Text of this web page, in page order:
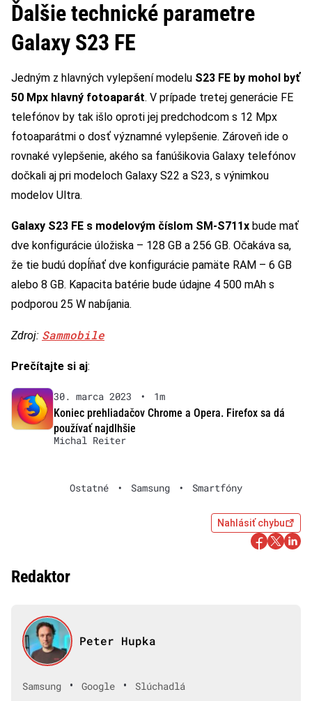
Ďalšie technické parametre
Galaxy S23 FE
Jedným z hlavných vylepšení modelu S23 FE by mohol byť
50 Mpx hlavný fotoaparát. V prípade tretej generácie FE
telefónov by tak išlo oproti jej predchodcom s 12 Mpx
fotoaparátmi o dosť významné vylepšenie. Zároveň ide o
rovnaké vylepšenie, akého sa fanúšikovia Galaxy telefónov
dočkali aj pri modeloch Galaxy S22 a S23, s výnimkou
modelov Ultra.
Galaxy S23 FE s modelovým číslom SM-S711x bude mať
dve konfigurácie úložiska – 128 GB a 256 GB. Očakáva sa,
že tie budú dopĺňať dve konfigurácie pamäte RAM – 6 GB
alebo 8 GB. Kapacita batérie bude údajne 4 500 mAh s
podporou 25 W nabíjania.
Zdroj: Sammobile
Prečítajte si aj:
30. marca 2023 •
1m
Koniec prehliadačov Chrome a Opera. Firefox sa dá
používať najdlhšie
Michal Reiter
Ostatné • Samsung • Smartfóny
Nahlásiť chybu
Redaktor
Peter Hupka
Samsung • Google •
Slúchadlá